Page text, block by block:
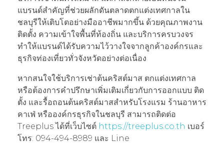
แบรนด์สำคัญที่ช่วยผลักดันตลาดตกแต่งเทศกาลใน
ชลบุรีให้เติบโตอย่างมืออาชีพมากขึ้น ด้วยคุณภาพงาน
ติดตั้ง ความเข้าใจพื้นที่ท้องถิ่น และบริการครบวงจร
ทำให้แบรนด์ได้รับความไว้วางใจจากลูกค้าองค์กรและ
ธุรกิจท่องเที่ยวทั่วจังหวัดอย่างต่อเนื่อง
หากสนใจใช้บริการเช่าต้นคริสต์มาส ตกแต่งเทศกาล
หรือต้องการคำปรึกษาเพิ่มเติมเกี่ยวกับการออกแบบ ติด
ตั้ง และรื้อถอนต้นคริสต์มาสสำหรับโรงแรม ร้านอาหาร
คาเฟ่ หรือองค์กรธุรกิจในชลบุรี สามารถติดต่อ
Treeplus ได้ที่เว็บไซต์ https://treeplus.co.th เบอร์
โทร: 094-494-8989 และ Line